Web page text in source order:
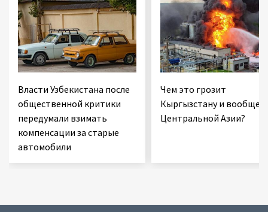
Власти Узбекистана после
общественной критики
передумали взимать
компенсации за старые
автомобили
Чем это грозит
Кыргызстану и вообще
Центральной Азии?